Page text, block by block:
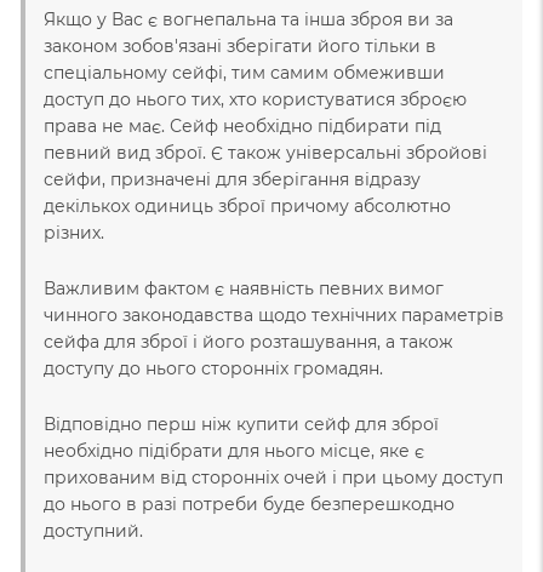
Якщо у Вас є вогнепальна та інша зброя ви за
законом зобов'язані зберігати його тільки в
спеціальному сейфі, тим самим обмеживши
доступ до нього тих, хто користуватися зброєю
права не має. Сейф необхідно підбирати під
певний вид зброї. Є також універсальні збройові
сейфи, призначені для зберігання відразу
декількох одиниць зброї причому абсолютно
різних.
Важливим фактом є наявність певних вимог
чинного законодавства щодо технічних параметрів
сейфа для зброї і його розташування, а також
доступу до нього сторонніх громадян.
Відповідно перш ніж купити сейф для зброї
необхідно підібрати для нього місце, яке є
прихованим від сторонніх очей і при цьому доступ
до нього в разі потреби буде безперешкодно
доступний.